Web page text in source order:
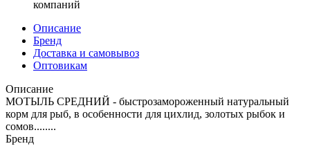
компаний
Описание
Бренд
Доставка и самовывоз
Оптовикам
Описание
МОТЫЛЬ СРЕДНИЙ - быстрозамороженный натуральный
корм для рыб, в особенности для цихлид, золотых рыбок и
сомов........
Бренд